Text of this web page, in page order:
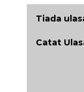
Tiada
Catat